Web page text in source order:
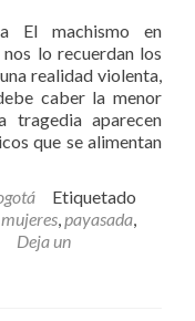
El machismo en
lo recuerdan los
realidad violenta,
caber la menor
aparecen
que se alimentanLeer
Etiquetado
mujeres,payasada,
Deja un